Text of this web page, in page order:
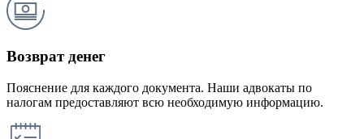
Возврат денег
Пояснение для каждого документа. Наши адвокаты по
налогам предоставляют всю необходимую информацию.